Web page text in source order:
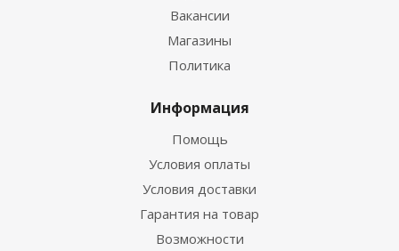
Вакансии
Магазины
Политика
Информация
Помощь
Условия оплаты
Условия доставки
Гарантия на товар
Возможности